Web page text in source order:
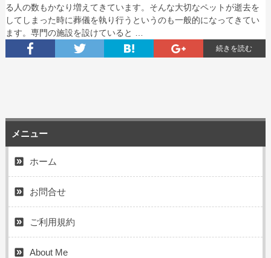
る人の数もかなり増えてきています。そんな大切なペットが逝去を
してしまった時に葬儀を執り行うというのも一般的になってきてい
ます。専門の施設を設けていると …
続きを読む
メニュー
ホーム
お問合せ
ご利用規約
About Me